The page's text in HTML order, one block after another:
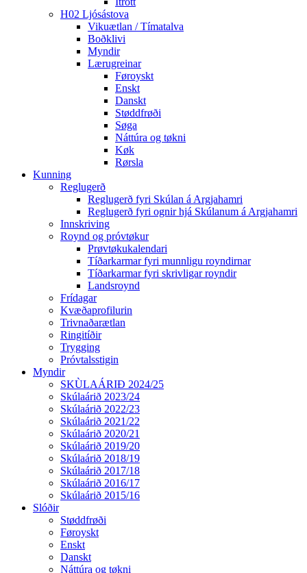
H02 Ljósástova
Vikuætlan / Tímatalva
Boðklivi
Myndir
Lærugreinar
Føroyskt
Enskt
Danskt
Støddfrøði
Søga
Náttúra og tøkni
Køk
Rørsla
Kunning
Reglugerð
Reglugerð fyri Skúlan á Argjahamri
Reglugerð fyri ognir hjá Skúlanum á Argjahamri
Innskriving
Roynd og próvtøkur
Prøvtøkukalendari
Tíðarkarmar fyri munnligu royndirnar
Tíðarkarmar fyri skrivligar royndir
Landsroynd
Frídagar
Kvæðaprofilurin
Trivnaðarætlan
Ringitíðir
Trygging
Próvtalsstigin
Myndir
SKÙLAÁRIÐ 2024/25
Skúlaárið 2023/24
Skúlaárið 2022/23
Skúlaárið 2021/22
Skúlaárið 2020/21
Skúlaárið 2019/20
Skúlaárið 2018/19
Skúlaárið 2017/18
Skúlaárið 2016/17
Skúlaárið 2015/16
Slóðir
Støddfrøði
Føroyskt
Enskt
Danskt
Náttúra og tøkni